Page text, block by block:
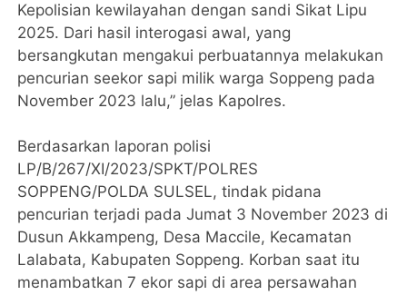
Kepolisian kewilayahan dengan sandi Sikat Lipu
2025. Dari hasil interogasi awal, yang
bersangkutan mengakui perbuatannya melakukan
pencurian seekor sapi milik warga Soppeng pada
November 2023 lalu,” jelas Kapolres.
Berdasarkan laporan polisi
LP/B/267/XI/2023/SPKT/POLRES
SOPPENG/POLDA SULSEL, tindak pidana
pencurian terjadi pada Jumat 3 November 2023 di
Dusun Akkampeng, Desa Maccile, Kecamatan
Lalabata, Kabupaten Soppeng. Korban saat itu
menambatkan 7 ekor sapi di area persawahan